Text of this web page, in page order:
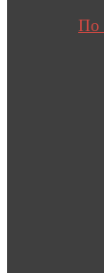
По